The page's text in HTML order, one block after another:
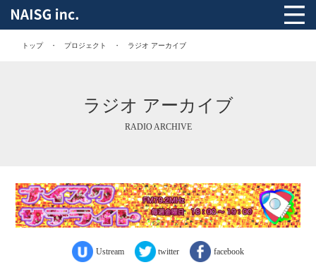
トップ プロジェクト ラジオ アーカイブ
ラジオ アーカイブ
RADIO ARCHIVE
Ustream twitter facebook